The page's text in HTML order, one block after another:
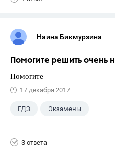
Наина Бикмурзина
Помогите решить очень
Помогите
17 декабря 2017
ГДЗ Экзамены
3 ответа